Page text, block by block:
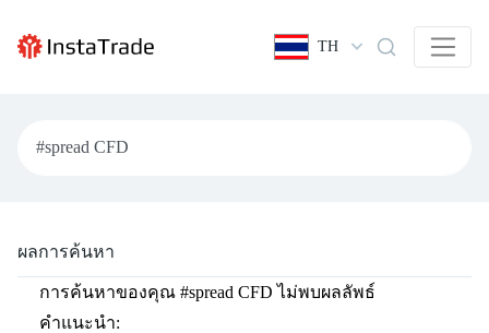
TH
ผลการค้นหา
การค้นหาของคุณ #spread CFD ไม่พบผลลัพธ์
คำแนะนำ: